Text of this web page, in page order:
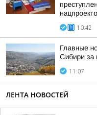
10:42
Главные
Сибири за
11:07
ЛЕНТА НОВОСТЕЙ